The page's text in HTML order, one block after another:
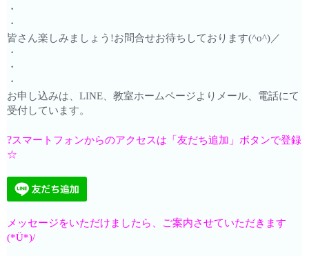
・
・
皆さん楽しみましょう!お問合せお待ちしております(^o^)／
・
・
・
お申し込みは、LINE、教室ホームページよりメール、電話にて
受付しています。
?スマートフォンからのアクセスは「友だち追加」ボタンで登録
☆
メッセージをいただけましたら、ご案内させていただきます
(*Ü*)/